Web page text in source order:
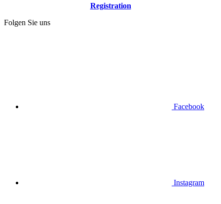
Registration
Folgen Sie uns
Facebook
Instagram